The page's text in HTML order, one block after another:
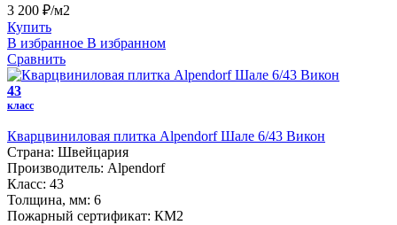
3 200 ₽/м2
Купить
В избранное В избранном
Сравнить
43
класс
Кварцвиниловая плитка Alpendorf Шале 6/43 Викон
Страна: Швейцария
Производитель: Alpendorf
Класс: 43
Толщина, мм: 6
Пожарный сертификат: КМ2